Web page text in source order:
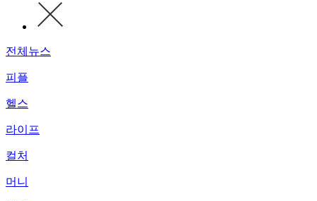
전체뉴스
피플
헬스
라이프
컬처
머니